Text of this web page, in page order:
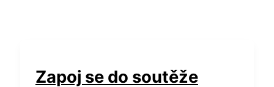
Zapoj se do soutěže